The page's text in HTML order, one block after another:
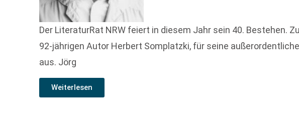
Der LiteraturRat NRW feiert in diesem Jahr sein 40. Bestehen.
92-jährigen Autor Herbert Somplatzki, für seine
aus. Jörg
Weiterlesen